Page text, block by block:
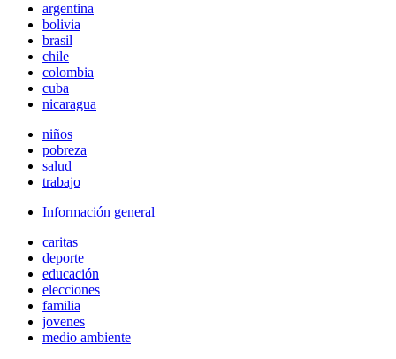
argentina
bolivia
brasil
chile
colombia
cuba
nicaragua
niños
pobreza
salud
trabajo
Información general
caritas
deporte
educación
elecciones
familia
jovenes
medio ambiente